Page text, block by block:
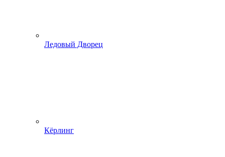
Ледовый Дворец
Кёрлинг